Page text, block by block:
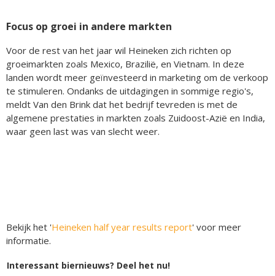
Focus op groei in andere markten
Voor de rest van het jaar wil Heineken zich richten op
groeimarkten zoals Mexico, Brazilië, en Vietnam. In deze
landen wordt meer geïnvesteerd in marketing om de verkoop
te stimuleren. Ondanks de uitdagingen in sommige regio's,
meldt Van den Brink dat het bedrijf tevreden is met de
algemene prestaties in markten zoals Zuidoost-Azië en India,
waar geen last was van slecht weer.
Bekijk het 'Heineken half year results report' voor meer
informatie.
Interessant biernieuws? Deel het nu!